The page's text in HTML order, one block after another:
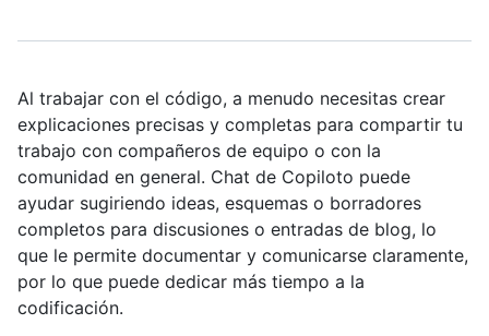
Al trabajar con el código, a menudo necesitas crear
explicaciones precisas y completas para compartir tu
trabajo con compañeros de equipo o con la
comunidad en general. Chat de Copiloto puede
ayudar sugiriendo ideas, esquemas o borradores
completos para discusiones o entradas de blog, lo
que le permite documentar y comunicarse claramente,
por lo que puede dedicar más tiempo a la
codificación.